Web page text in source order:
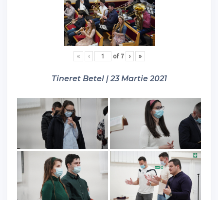
« ‹ of 7 › »
Tineret Betel | 23 Martie 2021